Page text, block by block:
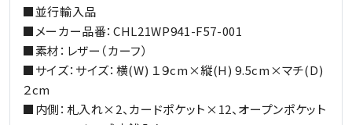
■並行輸入品
■メーカー品番：CHL21WP941-F57-001
■素材：レザー（カーフ）
■サイズ：サイズ：横(W) １９cm×縦(H) 9.5cm×マチ(D)
２cm
■内側：札入れ×2、カードポケット×12、オープンポケット